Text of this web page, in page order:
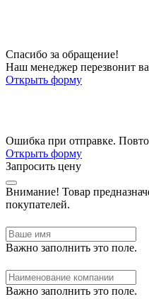
Спасибо за обращение!
Наш менеджер перезвонит
Открыть форму
Ошибка при отправке.
Открыть форму
Запросить цену
Внимание! Товар
покупателей.
Важно заполнить это поле.
Важно заполнить это поле.